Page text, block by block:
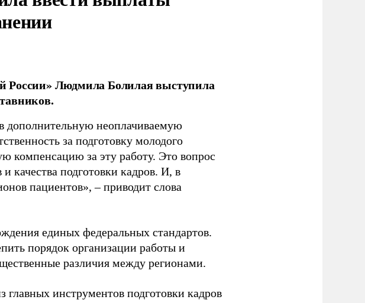
России» Людмила Болилая выступила
дополнительную неоплачиваемую
за подготовку молодого
компенсацию за эту работу. Это вопрос
качества подготовки кадров. И, в
пациентов», – приводит слова
единых федеральных стандартов.
порядок организации работы и
различия между регионами.
главных инструментов подготовки кадров